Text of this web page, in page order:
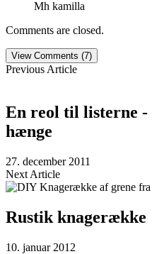
Mh kamilla
Comments are closed.
View Comments (7)
Previous Article
En reol til listerne -
hænge
27. december 2011
Next Article
Rustik knagerække
10. januar 2012